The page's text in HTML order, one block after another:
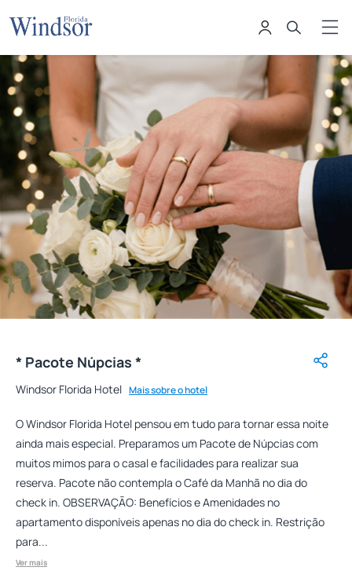
* Pacote Núpcias *
Windsor Florida Hotel Mais sobre o hotel
O Windsor Florida Hotel pensou em tudo para tornar essa noite
ainda mais especial. Preparamos um Pacote de Núpcias com
muitos mimos para o casal e facilidades para realizar sua
reserva. Pacote não contempla o Café da Manhã no dia do
check in. OBSERVAÇÃO: Benefícios e Amenidades no
apartamento disponíveis apenas no dia do check in. Restrição
para...
Ver mais